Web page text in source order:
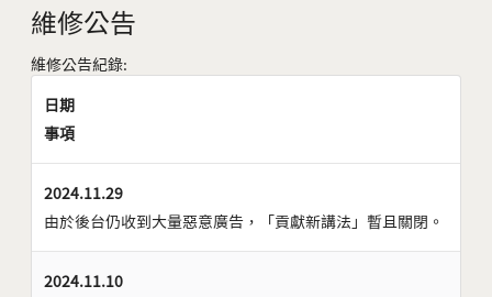
維修公告
維修公告紀錄:
日期
事項
2024.11.29
由於後台仍收到大量惡意廣告，「貢獻新講法」暫且關閉。
2024.11.10